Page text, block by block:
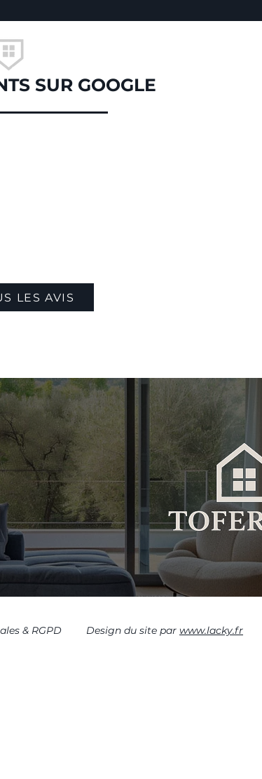
SUR GOOGLE
LES AVIS
& RGPD Design du site par www.lacky.fr